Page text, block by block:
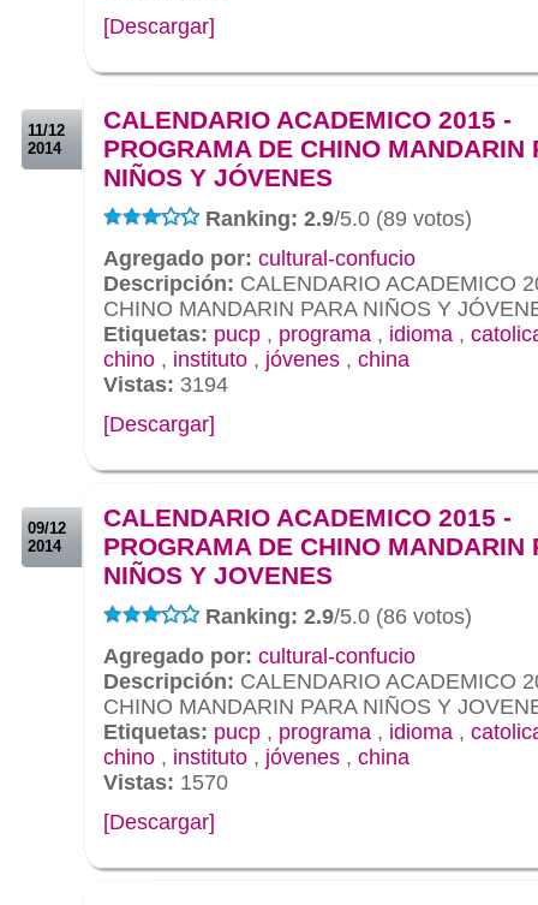
[Descargar]
11/12
2014
CALENDARIO ACADEMICO 2015 -
PROGRAMA DE CHINO MANDARIN
NIÑOS Y JÓVENES
Ranking: 2.9/5.0 (89 votos)
Agregado por: cultural-confucio
Descripción: CALENDARIO ACADEMICO
CHINO MANDARIN PARA NIÑOS Y
Etiquetas: pucp , programa , idioma ,
chino , instituto , jóvenes , china
Vistas: 3194
[Descargar]
09/12
2014
CALENDARIO ACADEMICO 2015 -
PROGRAMA DE CHINO MANDARIN
NIÑOS Y JOVENES
Ranking: 2.9/5.0 (86 votos)
Agregado por: cultural-confucio
Descripción: CALENDARIO ACADEMICO
CHINO MANDARIN PARA NIÑOS Y
Etiquetas: pucp , programa , idioma ,
chino , instituto , jóvenes , china
Vistas: 1570
[Descargar]